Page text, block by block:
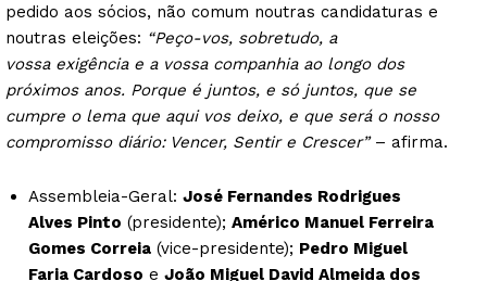
pedido aos sócios, não comum noutras candidaturas e
noutras eleições: “Peço-vos, sobretudo, a
vossa exigência e a vossa companhia ao longo dos
próximos anos. Porque é juntos, e só juntos, que se
cumpre o lema que aqui vos deixo, e que será o nosso
compromisso diário: Vencer, Sentir e Crescer”– afirma.
Assembleia-Geral: José Fernandes Rodrigues
Alves Pinto (presidente); Américo Manuel Ferreira
Gomes Correia (vice-presidente); Pedro Miguel
Faria Cardoso e João Miguel David Almeida dos